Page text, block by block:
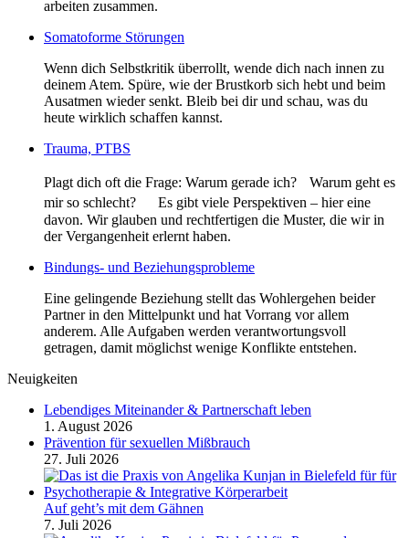
arbeiten zusammen.
Somatoforme Störungen
Wenn dich Selbstkritik überrollt, wende dich nach innen zu
deinem Atem. Spüre, wie der Brustkorb sich hebt und beim
Ausatmen wieder senkt. Bleib bei dir und schau, was du
heute wirklich schaffen kannst.
Trauma, PTBS
Plagt dich oft die Frage: Warum gerade ich? Warum geht es
mir so schlecht? Es gibt viele Perspektiven – hier eine
davon. Wir glauben und rechtfertigen die Muster, die wir in
der Vergangenheit erlernt haben.
Bindungs- und Beziehungsprobleme
Eine gelingende Beziehung stellt das Wohlergehen beider
Partner in den Mittelpunkt und hat Vorrang vor allem
anderem. Alle Aufgaben werden verantwortungsvoll
getragen, damit möglichst wenige Konflikte entstehen.
Neuigkeiten
Lebendiges Miteinander & Partnerschaft leben
1. August 2026
Prävention für sexuellen Mißbrauch
27. Juli 2026
Auf geht’s mit dem Gähnen
7. Juli 2026